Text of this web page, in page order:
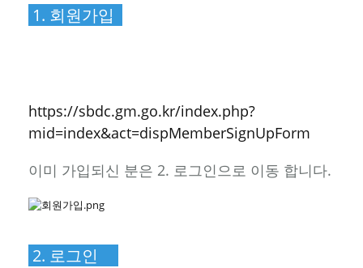
1. 회원가입
https://sbdc.gm.go.kr/index.php?
mid=index&act=dispMemberSignUpForm
이미 가입되신 분은 2. 로그인으로 이동 합니다.
2. 로그인